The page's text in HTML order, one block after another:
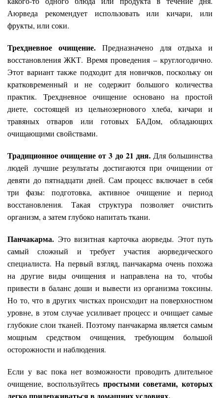
Аюрведа рекомендует использовать или кичари, или
фрукты, или соки.
Трехдневное очищение. Предназначено для отдыха и
восстановления ЖКТ. Время проведения – круглогодично.
Этот вариант также подходит для новичков, поскольку он
кратковременный и не содержит большого количества
практик. Трехдневное очищение основано на простой
диете, состоящей из цельнозернового хлеба, кичари и
травяных отваров или готовых БАДом, обладающих
очищающими свойствами.
Традиционное очищение от 3 до 21 дня.Для большинства
людей лучшие результаты достигаются при очищении от
девяти до пятнадцати дней. Сам процесс включает в себя
три фазы: подготовка, активное очищение и период
восстановления. Такая структура позволяет очистить
организм, а затем глубоко напитать ткани.
Панчакарма. Это визитная карточка аюрведы. Этот путь
самый сложный и требует участия аюрведического
специалиста. На первый взгляд, панчакарма очень похожа
на другие виды очищения и направлена на то, чтобы
привести в баланс доши и вывести из организма токсины.
Но то, что в других чистках происходит на поверхностном
уровне, в этом случае усиливает процесс и очищает самые
глубокие слои тканей. Поэтому панчакарма является самым
мощным средством очищения, требующим большой
осторожности и наблюдения.
Если у вас пока нет возможности проводить длительное
очищение, воспользуйтесь простыми советами, которых